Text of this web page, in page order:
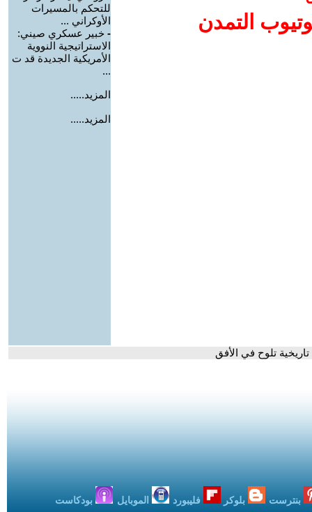
التمدن
للتحكم بالمسيرات
الأوكراني ...
- خبير عسكري صيني:
الاستراتيجية النووية
الأمريكية الجديدة قد ت
...
المزيد.....
المزيد.....
تلوح في الأفق
بنترست بلوكر فليبورد الموبايل بودكاست